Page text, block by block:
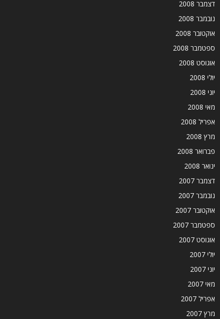
דצמבר 2008
נובמבר 2008
אוקטובר 2008
ספטמבר 2008
אוגוסט 2008
יולי 2008
יוני 2008
מאי 2008
אפריל 2008
מרץ 2008
פברואר 2008
ינואר 2008
דצמבר 2007
נובמבר 2007
אוקטובר 2007
ספטמבר 2007
אוגוסט 2007
יולי 2007
יוני 2007
מאי 2007
אפריל 2007
מרץ 2007